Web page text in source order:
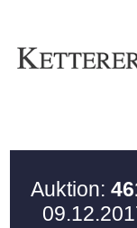
Auktion: